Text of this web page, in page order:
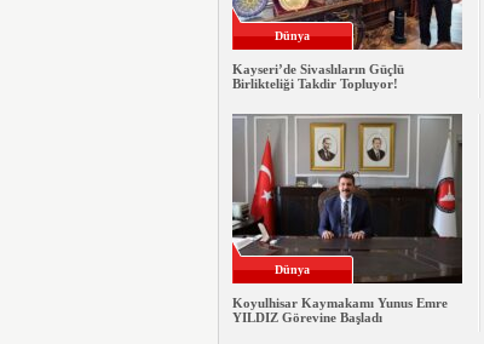
Dünya
Kayseri’de Sivaslıların Güçlü
Birlikteliği Takdir Topluyor!
Dünya
Koyulhisar Kaymakamı Yunus Emre
YILDIZ Görevine Başladı